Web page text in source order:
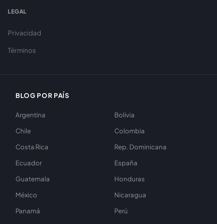
LEGAL
Privacidad
Términos
BLOG POR PAÍS
Argentina
Bolivia
Chile
Colombia
Costa Rica
Rep. Dominicana
Ecuador
España
Guatemala
Honduras
México
Nicaragua
Panamá
Perú